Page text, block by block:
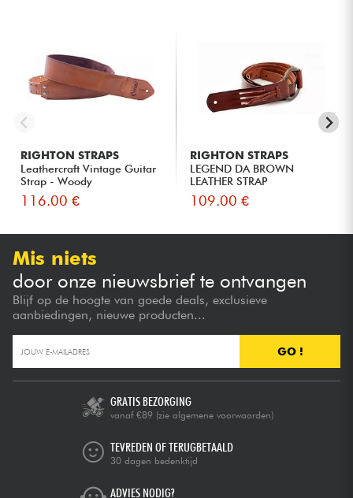
RIGHTON STRAPS
Leathercraft Vintage Guitar
Strap - Woody
116.00 €
RIGHTON STRAPS
LEGEND DA BROWN
LEATHER STRAP
109.00 €
Mis niets
door onze nieuwsbrief te ontvangen
Blijf op de hoogte van goede deals, exclusieve
aanbiedingen, nieuwe producten...
GO !
GRATIS BEZORGING
vanaf €89 (zie algemene voorwaarden)
TEVREDEN OF TERUGBETAALD
30 dagen bedenktijd
ADVIES NODIG?